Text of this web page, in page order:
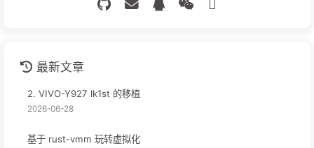
最新文章
2. VIVO-Y927 lk1st 的移植
2026-06-28
基于 rust-vmm 玩转虚拟化